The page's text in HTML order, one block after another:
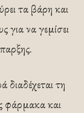
τα βάρη και
για να γεμίσει
τη
φάρμακα και